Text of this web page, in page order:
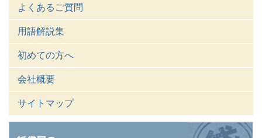
よくあるご質問
用語解説集
初めての方へ
会社概要
サイトマップ